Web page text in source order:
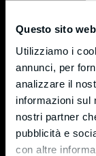
Questo sito
Utilizziamo i
annunci, per
analizzare il
informazioni sul
nostri partner
pubblicità e
con altre
B.M s.r.l.
Monticello (LC)
Via Moneta, 7 –
Fax +39 039